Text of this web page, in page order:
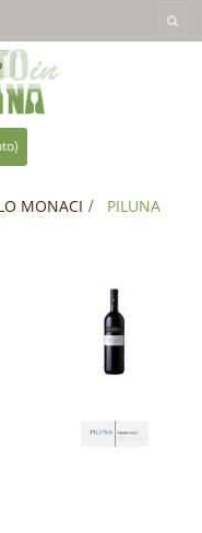
MONACI >
PILUNA
migliore. Se usi
dei cookie.